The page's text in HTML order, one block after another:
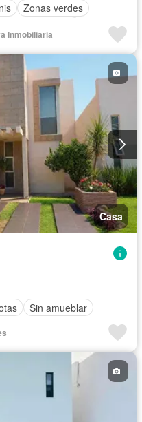
Zonas verdes
Asador
Solo familias
Inmobiliaria
Casa
Sin amueblar